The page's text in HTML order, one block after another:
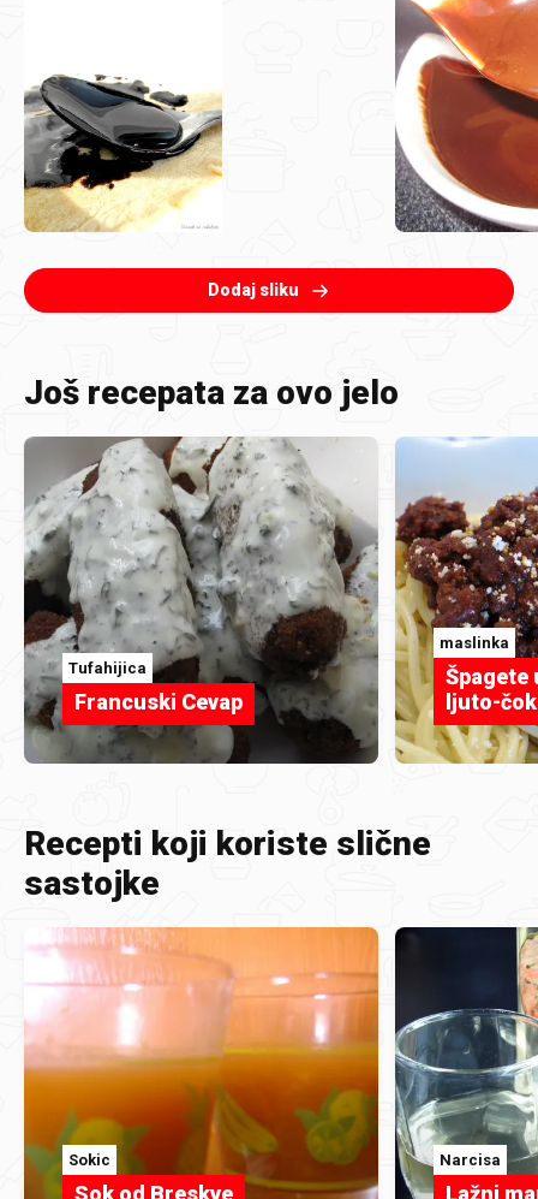
Dodaj sliku
Još recepata za ovo jelo
Tufahijica
Francuski Cevap
maslinka
Špagete
ljuto-
Recepti koji koriste slične
sastojke
Sokic
Sok od Breskve
Narcisa
Lažni